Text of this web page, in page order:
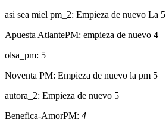
asi sea miel pm_2: Empieza de nuevo La 5
Apuesta AtlantePM: empieza de nuevo 4
olsa_pm: 5
Noventa PM: Empieza de nuevo la pm 5
autora_2: Empieza de nuevo 5
Benefica-AmorPM: 4